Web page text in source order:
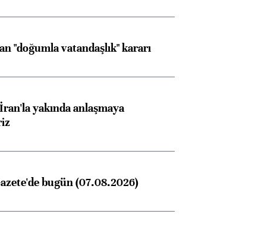
"doğumla vatandaşlık" kararı
yakında anlaşmaya
bugün (07.08.2026)